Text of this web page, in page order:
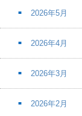
2026年5月
2026年4月
2026年3月
2026年2月